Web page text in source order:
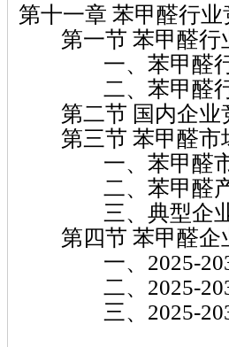
第十一章 苯甲醛行
第一节 苯甲醛行
一、苯甲醛行
二、苯甲醛行
第二节 国内企业
第三节 苯甲醛市
一、苯甲醛市
二、苯甲醛产
三、典型企业
第四节 苯甲醛企
一、2025-2030
二、2025-2030
三、2025-2030